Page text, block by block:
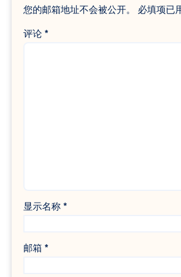
您的邮箱地址不会被公开。 必填项已
评论 *
显示名称 *
邮箱 *